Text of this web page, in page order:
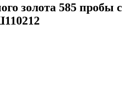
золота 585 пробы с